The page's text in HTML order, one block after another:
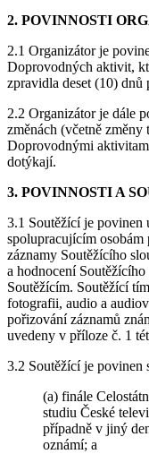
2. POVINNOSTI
2.1 Organizátor je
Doprovodných aktivit,
zpravidla deset (10) dnů
2.2 Organizátor je dále
změnách (včetně změny
Doprovodnými
dotýkají.
3. POVINNOSTI A
3.1 Soutěžící je povinen
spolupracujícím
záznamy Soutěžícího
a hodnocení
Soutěžícím. Soutěžící
fotografii, audio a
pořizování záznamů
uvedeny v příloze č. 1
3.2 Soutěžící je povinen
(a) finále
studiu České
případně v jiný
oznámí; a